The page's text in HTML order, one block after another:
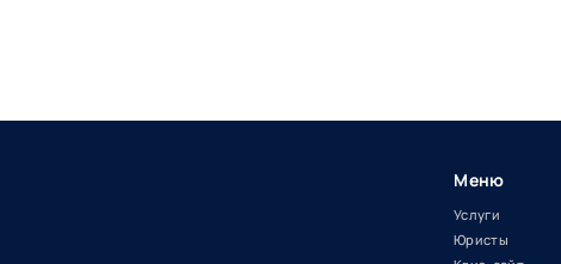
Меню
Услуги
Юристы